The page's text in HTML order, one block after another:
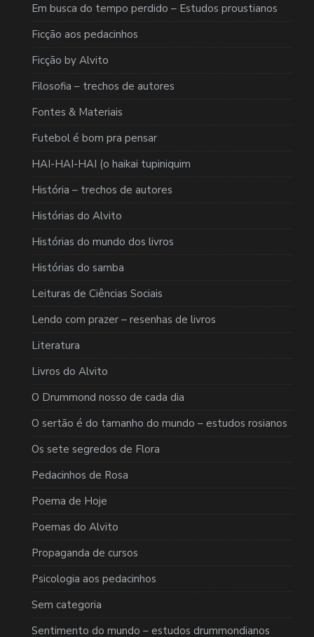
Em busca do tempo perdido – Estudos proustianos
Ficção aos pedacinhos
Ficção by Alvito
Filosofia – trechos de autores
Fontes & Materiais
Futebol é bom pra pensar
HAI-HAI-HAI (o haikai tupiniquim
História – trechos de autores
Histórias do Alvito
Histórias do mundo dos livros
Histórias do samba
Leituras de Ciências Sociais
Lendo com prazer – resenhas de livros
Literatura
Livros do Alvito
O Drummond nosso de cada dia
O sertão é do tamanho do mundo – estudos rosianos
Os sete segredos de Flora
Pedacinhos de Rosa
Poema de Hoje
Poemas do Alvito
Propaganda de cursos
Psicologia aos pedacinhos
Sem categoria
Sentimento do mundo – estudos drummondianos